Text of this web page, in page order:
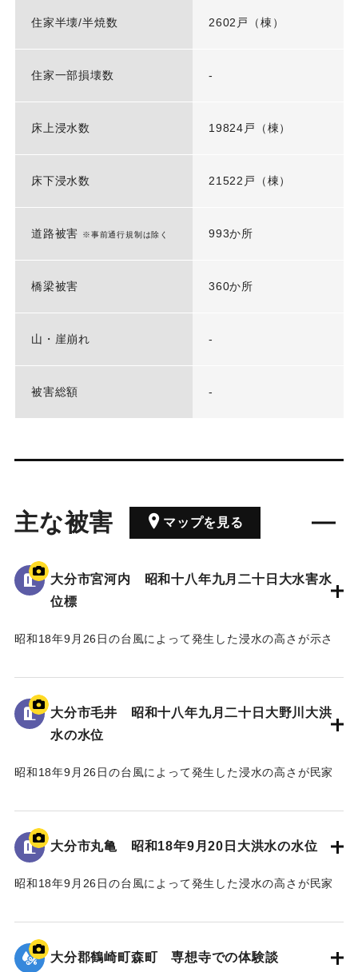
住家半壊/半焼数 2602戸（棟）
住家一部損壊数 -
床上浸水数 19824戸（棟）
床下浸水数 21522戸（棟）
道路被害 ※事前通行規制は除く 993か所
橋梁被害 360か所
山・崖崩れ -
被害総額 -
主な被害 マップを見る
大分市宮河内 昭和十八年九月二十日大水害水
位標
昭和18年9月26日の台風によって発生した浸水の高さが示さ
水位は看板の上にある水平の棒の位置であり、地面から3.5 m
の高さがある。
｜固有コード:00481082
大分市毛井 昭和十八年九月二十日大野川大洪
水の水位
昭和18年9月26日の台風によって発生した浸水の高さが民家
水位は地面から3.5 mの位置に示されている。
｜固有コード:00481081
大分市丸亀 昭和18年9月20日大洪水の水位
昭和18年9月26日の台風によって発生した浸水の高さが民家
れている。
｜固有コード:00481080
大分郡鶴崎町森町 専想寺での体験談